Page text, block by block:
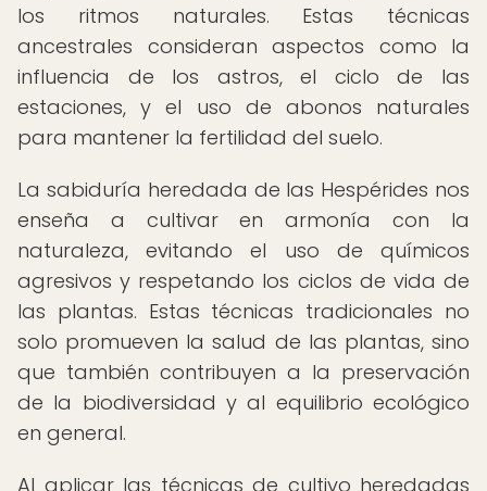
los ritmos naturales. Estas técnicas
ancestrales consideran aspectos como la
influencia de los astros, el ciclo de las
estaciones, y el uso de abonos naturales
para mantener la fertilidad del suelo.
La sabiduría heredada de las Hespérides nos
enseña a cultivar en armonía con la
naturaleza, evitando el uso de químicos
agresivos y respetando los ciclos de vida de
las plantas. Estas técnicas tradicionales no
solo promueven la salud de las plantas, sino
que también contribuyen a la preservación
de la biodiversidad y al equilibrio ecológico
en general.
Al aplicar las técnicas de cultivo heredadas